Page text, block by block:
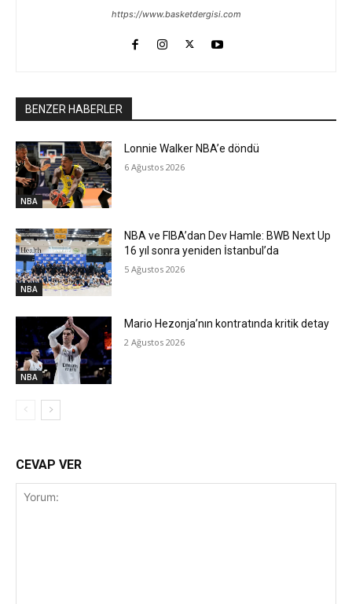
https://www.basketdergisi.com
BENZER HABERLER
NBA
Lonnie Walker NBA’e döndü
6 Ağustos 2026
NBA
NBA ve FIBA’dan Dev Hamle: BWB Next Up
16 yıl sonra yeniden İstanbul’da
5 Ağustos 2026
NBA
Mario Hezonja’nın kontratında kritik detay
2 Ağustos 2026
CEVAP VER